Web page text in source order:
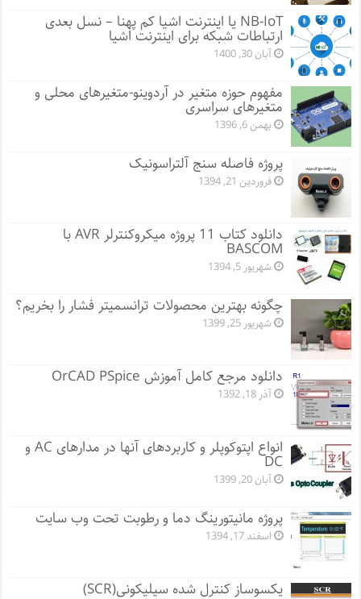
NB-IoT یا اینترنت اشیا کم پهنا – نسل بعدی
ارتباطات شبکه برای اینترنت اشیا
آبان 30, 1400
مفهوم حوزه متغیر در آردوینو-متغیرهای محلی و
متغیرهای سراسری
بهمن 6, 1396
پروژه فاصله سنج آلتراسونیک
فروردین 21, 1394
دانلود کتاب 11 پروژه میکروکنترلر AVR با
BASCOM
شهریور 5, 1394
چگونه بهترین محصولات ترانسمیتر فشار را بخریم؟
شهریور 25, 1399
دانلود مرجع کامل آموزش OrCAD PSpice
آذر 18, 1392
انواع اپتوکوپلر و کاربردهای آنها در مدارهای AC و
DC
آبان 20, 1399
پروژه مانيتورينگ دما و رطوبت تحت وب سایت
اسفند 17, 1394
یکسوساز کنترل شده سیلیکونی(SCR)